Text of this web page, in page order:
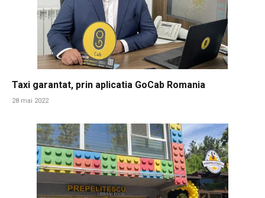
Taxi garantat, prin aplicatia GoCab Romania
28 mai 2022